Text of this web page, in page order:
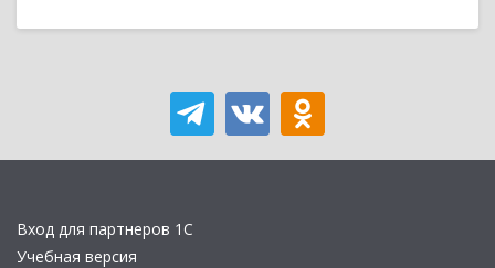
Вход для партнеров 1С
Учебная версия